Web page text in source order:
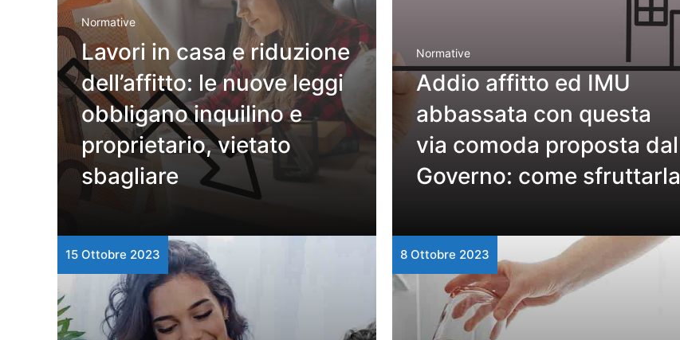
Normative
Lavori in casa e riduzione
dell’affitto: le nuove leggi
obbligano inquilino e
proprietario, vietato
sbagliare
Normative
Addio affitto ed IMU
abbassata con questa
via comoda proposta dal
Governo: come sfruttarla
15 Ottobre 2023 8 Ottobre 2023